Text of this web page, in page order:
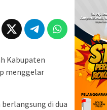
Kabupaten
menggelar
di dua